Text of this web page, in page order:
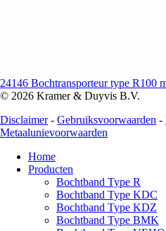
24146 Bochtransporteur type R100
© 2026 Kramer & Duyvis B.V.
Disclaimer- Gebruiksvoorwaarden -
Metaalunievoorwaarden
Home
Producten
Bochtband Type R
Bochtband Type KDC
Bochtband Type KDZ
Bochtband Type BMK